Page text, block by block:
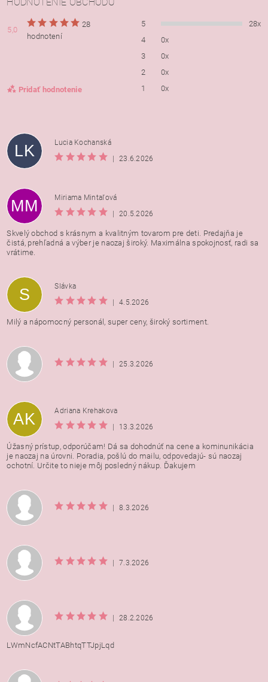
5,0
28
hodnotení
Pridať hodnotenie
5
28x
4
0x
3
0x
2
0x
1
0x
Vložením hodnotenie súhlasíte s
osobných údajov
LK
Lucia Kochanská
|
23.6.2026
MM
Miriama Mintaľová
|
20.5.2026
Skvelý obchod s krásnym a kvalitným tovarom pre deti. Predajňa je
čistá, prehľadná a výber je naozaj široký. Maximálna spokojnosť, radi sa
vrátime.
S
Slávka
|
4.5.2026
Milý a nápomocný personál, super ceny, široký sortiment.
| 25.3.2026
AK
Adriana Krehakova
|
13.3.2026
Úžasný prístup, odporúčam! Dá sa dohodnúť na cene a kominunikácia
je naozaj na úrovni. Poradia, pošlú do mailu, odpovedajú- sú naozaj
ochotní. Určite to nieje môj posledný nákup. Ďakujem
| 8.3.2026
| 7.3.2026
| 28.2.2026
LWmNcfACNtTABhtqTTJpjLqd